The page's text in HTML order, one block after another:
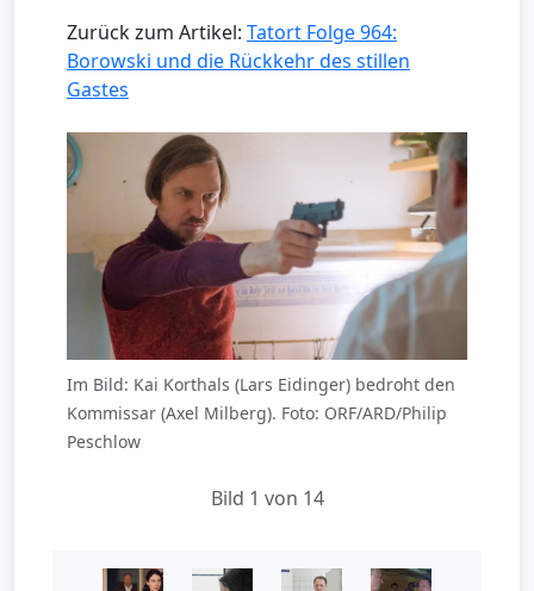
Zurück zum Artikel: Tatort Folge 964:
Borowski und die Rückkehr des stillen
Gastes
Im Bild: Kai Korthals (Lars Eidinger) bedroht den
Kommissar (Axel Milberg). Foto: ORF/ARD/Philip
Peschlow
Bild 1 von 14